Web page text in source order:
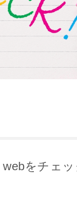
webをチェ